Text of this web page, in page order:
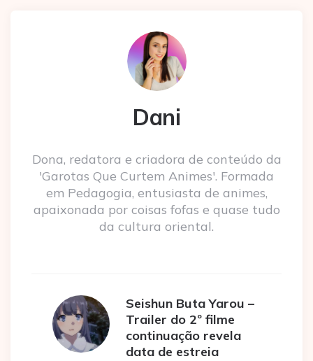
Dani
Dona, redatora e criadora de conteúdo da
'Garotas Que Curtem Animes'. Formada
em Pedagogia, entusiasta de animes,
apaixonada por coisas fofas e quase tudo
da cultura oriental.
Seishun Buta Yarou –
Trailer do 2º filme
continuação revela
data de estreia